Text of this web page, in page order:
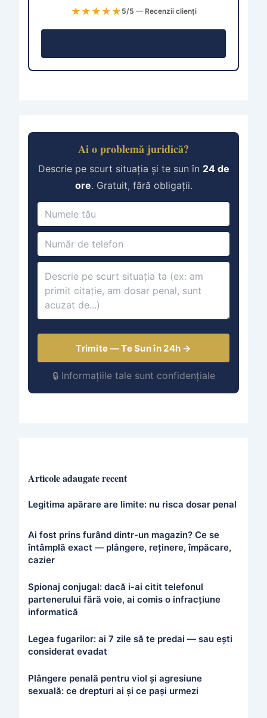
★★★★★ 5/5 — Recenzii clienți
Ai o problemă juridică?
Descrie pe scurt situația și te sun în 24 de
ore. Gratuit, fără obligații.
Trimite — Te Sun în 24h →
🔒 Informațiile tale sunt confidențiale
Articole adaugate recent
Legitima apărare are limite: nu risca dosar penal
Ai fost prins furând dintr-un magazin? Ce se
întâmplă exact — plângere, reținere, împăcare,
cazier
Spionaj conjugal: dacă i-ai citit telefonul
partenerului fără voie, ai comis o infracțiune
informatică
Legea fugarilor: ai 7 zile să te predai — sau ești
considerat evadat
Plângere penală pentru viol și agresiune
sexuală: ce drepturi ai și ce pași urmezi